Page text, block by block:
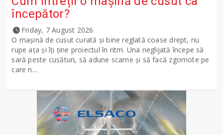
începător?
Friday, 7 August 2026
O mașină de cusut curată și bine reglată coase drept, nu
rupe ața și îți ține proiectul în ritm. Una neglijată începe să
sară peste cusături, să adune scame și să facă zgomote pe
care n...